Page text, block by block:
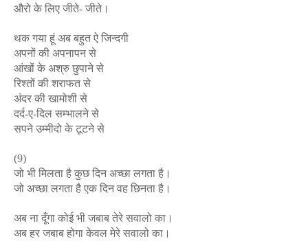
औरो के लिए जीते- जीते।
थक गया हूं अब बहुत ऐ जिन्दगी
अपनों की अपनापन से
आंखों के अश्रु छुपाने से
रिश्तों की शराफत से
अंदर की खामोशी से
दर्द-ए-दिल सम्भालने से
सपने उम्मीदो के टूटने से
(9)
जो भी मिलता है कुछ दिन अच्छा लगता है।
जो अच्छा लगता है एक दिन वह छिनता है।
अब ना दूँगा कोई भी जबाब तेरे सवालो का।
अब हर जबाब होगा केवल मेरे सवालो का।